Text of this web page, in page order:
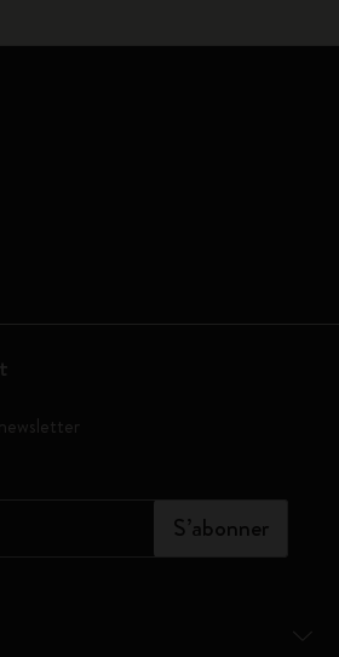
S’abonner